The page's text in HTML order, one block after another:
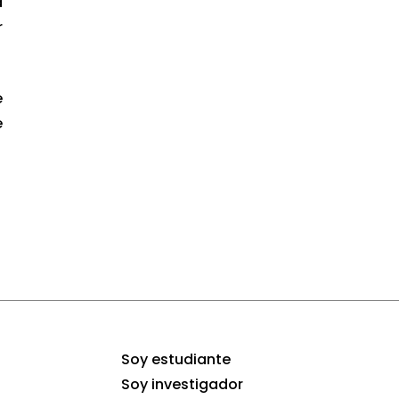
Soy estudiante
Soy investigador